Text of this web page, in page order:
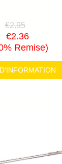
€2.95
€2.36
Remise)